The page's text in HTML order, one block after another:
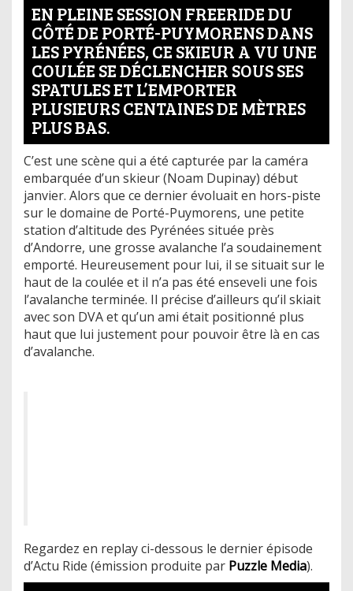
EN PLEINE SESSION FREERIDE DU
CÔTÉ DE PORTÉ-PUYMORENS DANS
LES PYRÉNÉES, CE SKIEUR A VU UNE
COULÉE SE DÉCLENCHER SOUS SES
SPATULES ET L’EMPORTER
PLUSIEURS CENTAINES DE MÈTRES
PLUS BAS.
C’est une scène qui a été capturée par la caméra
embarquée d’un skieur (Noam Dupinay) début
janvier. Alors que ce dernier évoluait en hors-piste
sur le domaine de Porté-Puymorens, une petite
station d’altitude des Pyrénées située près
d’Andorre, une grosse avalanche l’a soudainement
emporté. Heureusement pour lui, il se situait sur le
haut de la coulée et il n’a pas été enseveli une fois
l’avalanche terminée. Il précise d’ailleurs qu’il skiait
avec son DVA et qu’un ami était positionné plus
haut que lui justement pour pouvoir être là en cas
d’avalanche.
Regardez en replay ci-dessous le dernier épisode
d’Actu Ride (émission produite par Puzzle Media).